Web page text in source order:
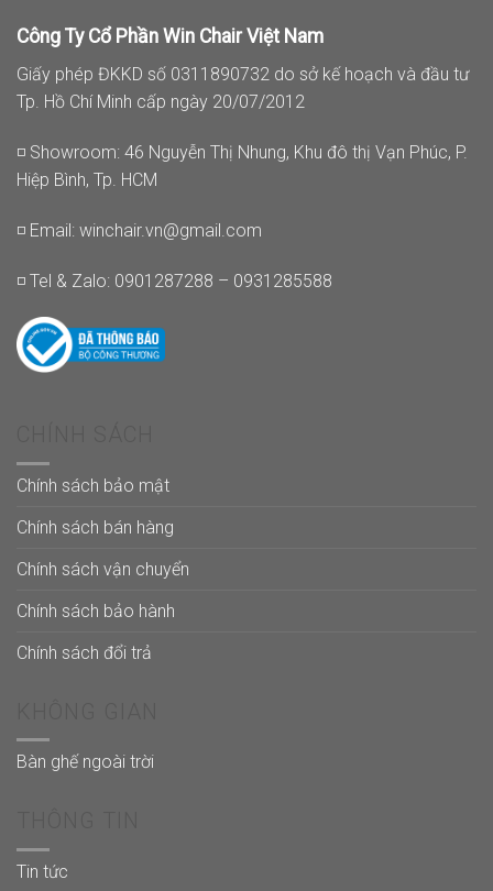
Công Ty Cổ Phần Win Chair Việt Nam
Giấy phép ĐKKD số 0311890732 do sở kế hoạch và đầu tư
Tp. Hồ Chí Minh cấp ngày 20/07/2012
◽ Showroom: 46 Nguyễn Thị Nhung, Khu đô thị Vạn Phúc, P.
Hiệp Bình, Tp. HCM
◽ Email: winchair.vn@gmail.com
◽ Tel & Zalo: 0901287288 – 0931285588
Chính sách bảo mật
Chính sách bán hàng
Chính sách vận chuyển
Chính sách bảo hành
Chính sách đổi trả
Bàn ghế ngoài trời
Tin tức